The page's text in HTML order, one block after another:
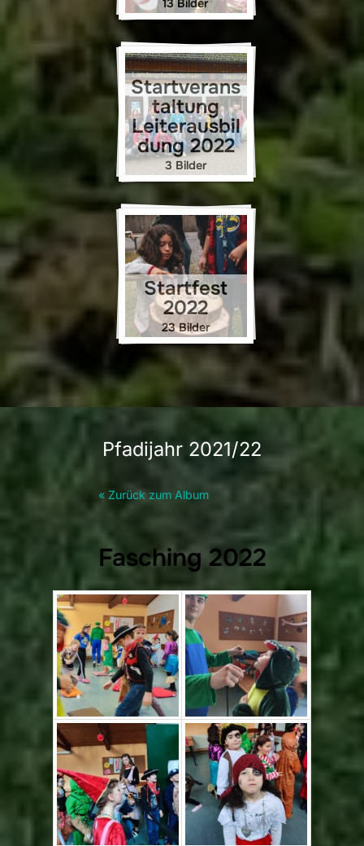
13 Bilder
Startverans
taltung
Leiterausbil
dung 2022
3 Bilder
Startfest
2022
23 Bilder
Pfadijahr 2021/22
« Zurück zum Album
Fasching 2022